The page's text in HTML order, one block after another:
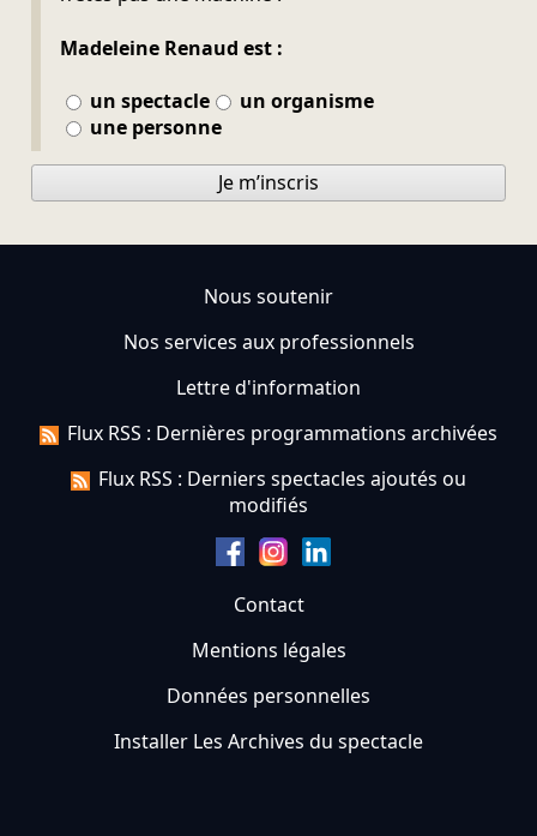
Madeleine Renaud est :
un spectacle
un organisme
une personne
Je m’inscris
Nous soutenir
Nos services aux professionnels
Lettre d'information
Flux RSS : Dernières programmations archivées
Flux RSS : Derniers spectacles ajoutés ou
modifiés
Contact
Mentions légales
Données personnelles
Installer Les Archives du spectacle